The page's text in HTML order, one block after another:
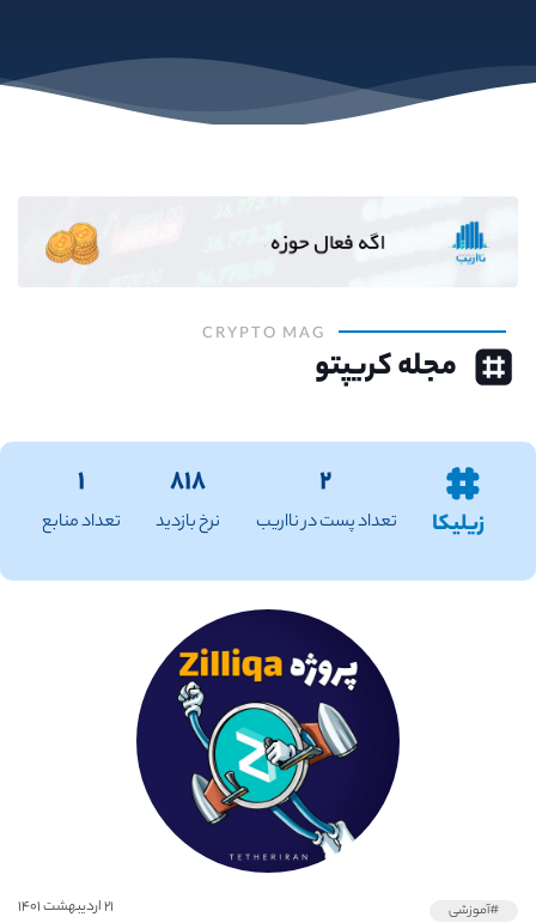
CRYPTO MAG
مجله کریپتو
زیلیکا
۲
تعداد پست در نااریب
۸۱۸
نرخ بازدید
۱
تعداد منابع
#آموزشی ۲۱ اردیبهشت ۱۴۰۱